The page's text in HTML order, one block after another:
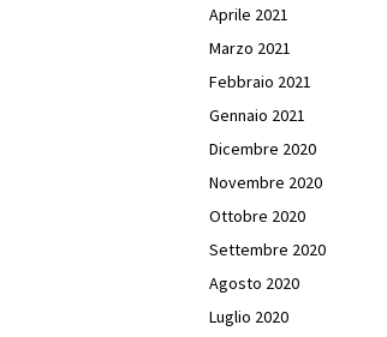
Aprile 2021
Marzo 2021
Febbraio 2021
Gennaio 2021
Dicembre 2020
Novembre 2020
Ottobre 2020
Settembre 2020
Agosto 2020
Luglio 2020